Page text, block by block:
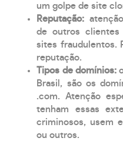
um golpe de site
Reputação:
de outros
sites fraudulentos.
reputação.
Tipos de domínios:
Brasil, são os
.com. Atenção
tenham essas
criminosos, usem
ou outros.